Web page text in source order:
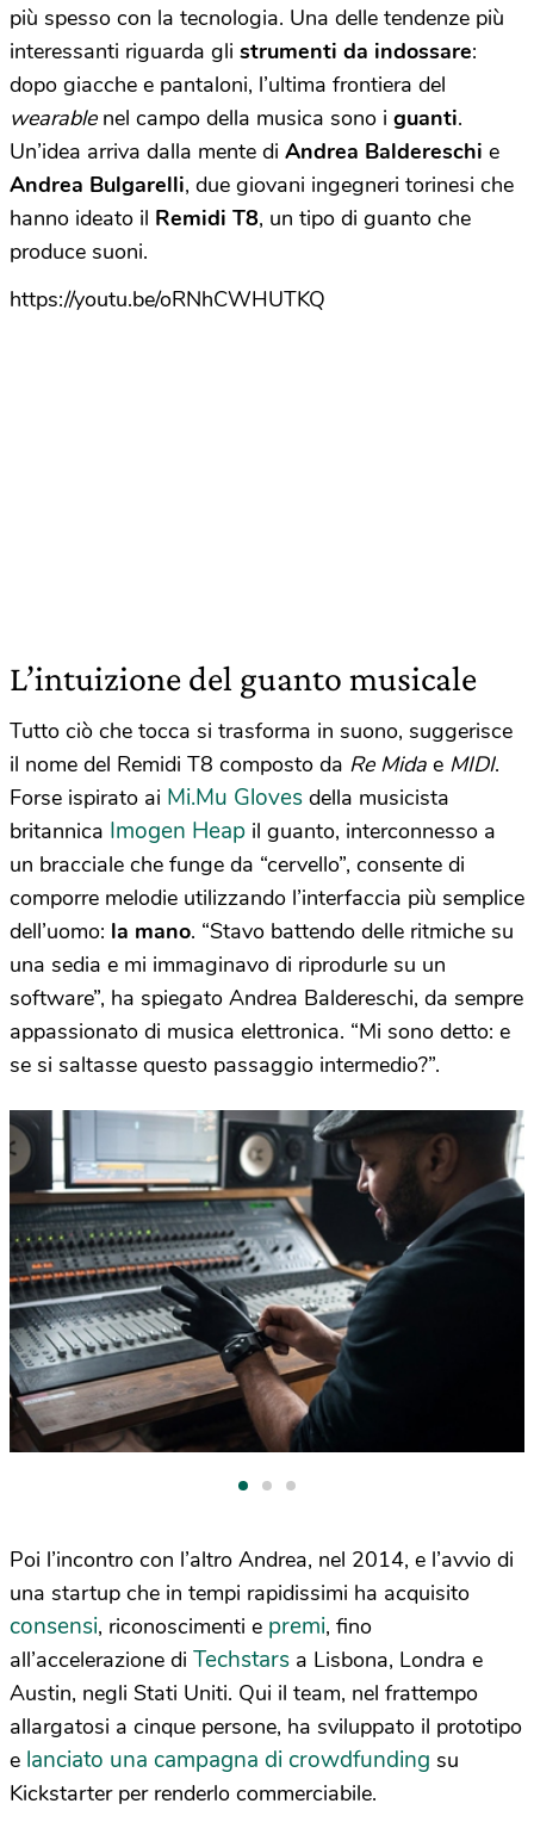
più spesso con la tecnologia. Una delle tendenze più
interessanti riguarda gli strumenti da indossare:
dopo giacche e pantaloni, l’ultima frontiera del
wearablenel campo della musica sono i guanti.
Un’idea arriva dalla mente di Andrea Baldereschi e
Andrea Bulgarelli, due giovani ingegneri torinesi che
hanno ideato il Remidi T8, un tipo di guanto che
produce suoni.
https://youtu.be/oRNhCWHUTKQ
L’intuizione del guanto musicale
Tutto ciò che tocca si trasforma in suono, suggerisce
il nome del Remidi T8 composto da Re Mida e MIDI.
Forse ispirato ai Mi.Mu Gloves della musicista
britannica Imogen Heap il guanto, interconnesso a
un bracciale che funge da “cervello”, consente di
comporre melodie utilizzando l’interfaccia più semplice
dell’uomo: la mano. “Stavo battendo delle ritmiche su
una sedia e mi immaginavo di riprodurle su un
software”, ha spiegato Andrea Baldereschi, da sempre
appassionato di musica elettronica. “Mi sono detto: e
se si saltasse questo passaggio intermedio?”.
Poi l’incontro con l’altro Andrea, nel 2014, e l’avvio di
una startup che in tempi rapidissimi ha acquisito
consensi, riconoscimenti e premi, fino
all’accelerazione di Techstars a Lisbona, Londra e
Austin, negli Stati Uniti. Qui il team, nel frattempo
allargatosi a cinque persone, ha sviluppato il prototipo
e lanciato una campagna di crowdfunding su
Kickstarter per renderlo commerciabile.